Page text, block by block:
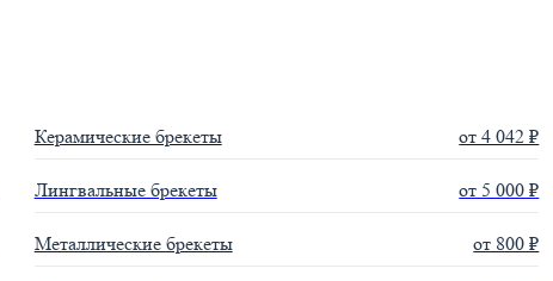
Керамические брекеты от 4 042 ₽
Лингвальные брекеты от 5 000 ₽
Металлические брекеты от 800 ₽